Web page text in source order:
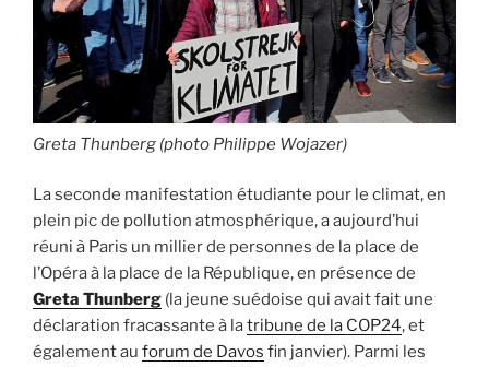
Greta Thunberg (photo Philippe Wojazer)
La seconde manifestation étudiante pour le climat, en
plein pic de pollution atmosphérique, a aujourd’hui
réuni à Paris un millier de personnes de la place de
l’Opéra à la place de la République, en présence de
Greta Thunberg (la jeune suédoise qui avait fait une
déclaration fracassante à latribune de la COP24, et
également au forum de Davos fin janvier). Parmi les